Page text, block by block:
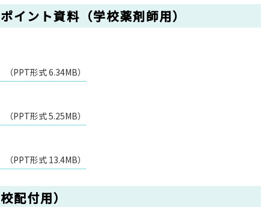
イント資料（学校薬剤師用）
PPT形式 6.34MB）
PPT形式 5.25MB）
PPT形式 13.4MB）
配付用）